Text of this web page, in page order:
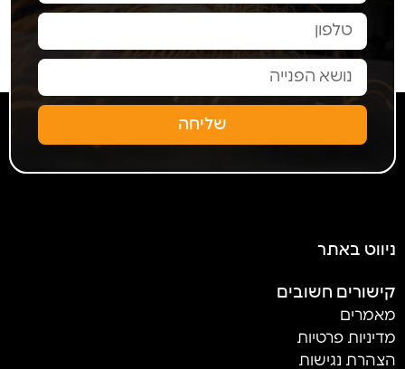
שליחה
ניווט באתר
קישורים חשובים
מאמרים
מדיניות פרטיות
הצהרת נגישות